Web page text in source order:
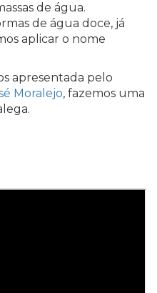
de água.
de água doce, já
aplicar o nome
apresentada pelo
Moralejo, fazemos uma